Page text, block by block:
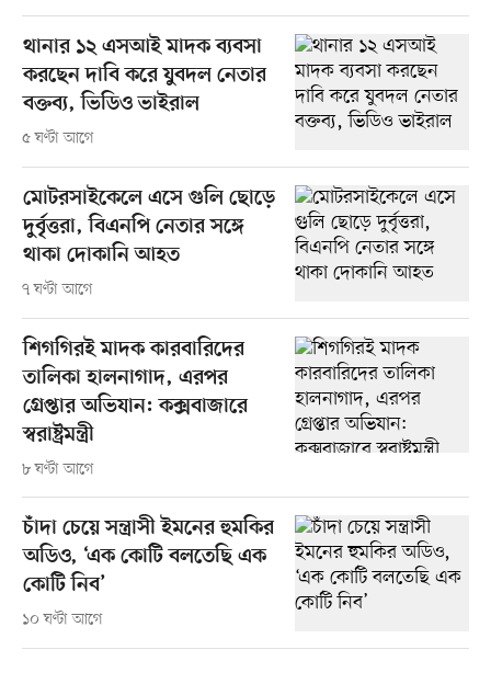
থানার ১২ এসআই মাদক ব্যবসা
করছেন দাবি করে যুবদল নেতার
বক্তব্য, ভিডিও ভাইরাল
৫ ঘণ্টা আগে
মোটরসাইকেলে এসে গুলি ছোড়ে
দুর্বৃত্তরা, বিএনপি নেতার সঙ্গে
থাকা দোকানি আহত
৭ ঘণ্টা আগে
শিগগিরই মাদক কারবারিদের
তালিকা হালনাগাদ, এরপর
গ্রেপ্তার অভিযান: কক্সবাজারে
স্বরাষ্ট্রমন্ত্রী
৮ ঘণ্টা আগে
চাঁদা চেয়ে সন্ত্রাসী ইমনের হুমকির
অডিও, ‘এক কোটি বলতেছি এক
কোটি নিব’
১০ ঘণ্টা আগে